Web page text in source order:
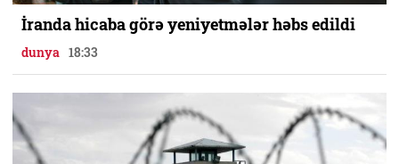
İranda hicaba görə yeniyetmələr həbs edildi
dunya 18:33